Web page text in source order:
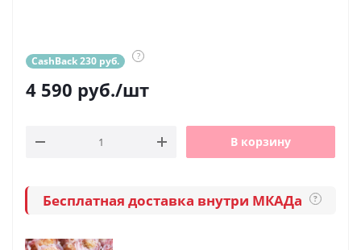
CashBack 230 руб. ?
4 590 руб./шт
В корзину
Бесплатная доставка внутри МКАДа ?